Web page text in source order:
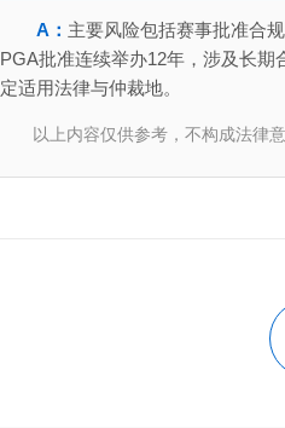
主要风险包括赛事批准合
PGA批准连续举办12年，涉及长
定适用法律与仲裁地。
以上内容仅供参考，不构成法律